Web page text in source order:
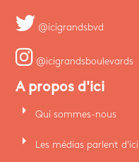
@icigrandsbvd
@icigrandsboulevards
A propos d'ici
arrow_right Qui sommes-nous
arrow_right Les médias parlent d'ici